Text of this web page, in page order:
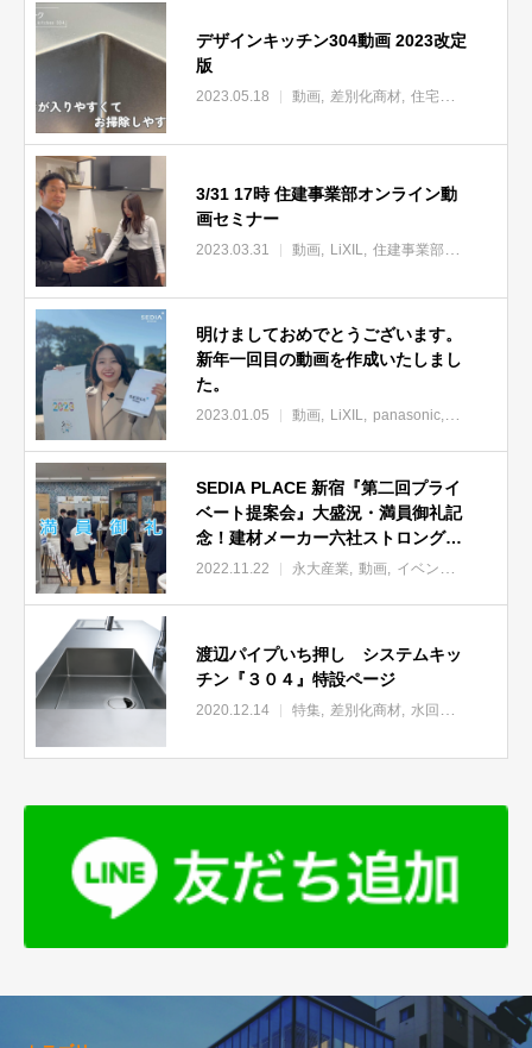
デザインキッチン304動画 2023改定
版
2023.05.18 動画 差別化商材 住宅設備
3/31 17時 住建事業部オンライン動
画セミナー
2023.03.31 動画 LiXIL 住建事業部オンラインセミナー
明けましておめでとうございます。
新年一回目の動画を作成いたしまし
た。
2023.01.05 動画 LiXIL panasonic アイカ工業
SEDIA PLACE 新宿『第二回プライ
ベート提案会』大盛況・満員御礼記
念！建材メーカー六社ストロングポ
イント対決ハイライト動画
2022.11.22 永大産業 動画 イベント告知
渡辺パイプいち押し システムキッ
チン『３０４』特設ページ
2020.12.14 特集 差別化商材 水回り